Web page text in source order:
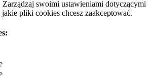
Zarządzaj swoimi ustawieniami dotyczącymi
pliki cookies chcesz zaakceptować.